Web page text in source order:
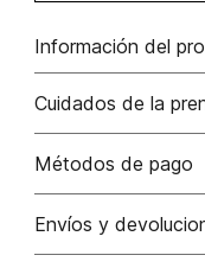
Información del
F16-malibu lagoon lino
22.5000000000
Cuidados de la
Lavado profesional
No lavar
Métodos de pago
Tarjetas de crédito:
Envíos y